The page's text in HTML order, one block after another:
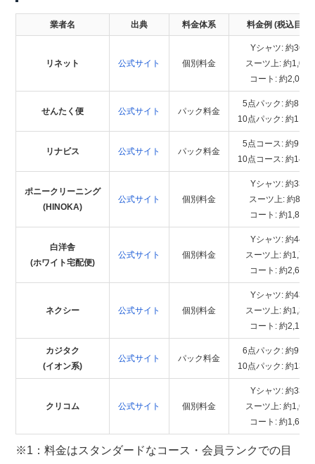
業者名 出典 料金体系 料金例 (税込目
リネット 公式サイト 個別料金
Yシャツ: 約363
スーツ上: 約
コート: 約2,090
せんたく便 公式サイト パック料金
5点パック: 約
10点パック: 約
リナビス 公式サイト パック料金
5点コース: 約
10点コース: 約
ポニークリーニング
(HINOKA)
公式サイト 個別料金
Yシャツ: 約330
スーツ上: 約825
コート: 約1,870
白洋舎
(ホワイト宅配便)
公式サイト 個別料金
Yシャツ: 約440
スーツ上: 約
コート: 約2,640
ネクシー 公式サイト 個別料金
Yシャツ: 約430
スーツ上: 約
コート: 約2,150
カジタク
(イオン系)
公式サイト パック料金
6点パック: 約
10点パック: 約
クリコム 公式サイト 個別料金
Yシャツ: 約330
スーツ上: 約
コート: 約1,650
※1：料金はスタンダードなコース・会員ランクでの目